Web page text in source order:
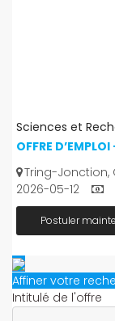
Sciences et
OFFRE
Tring-
2026-05-12
Postuler
Affiner votre
Intitulé de l'offre